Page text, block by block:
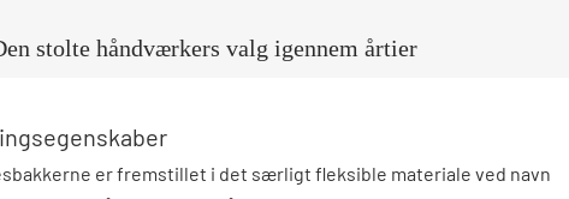
stolte håndværkers valg igennem årtier
er fremstillet i det særligt fleksible materiale ved navn